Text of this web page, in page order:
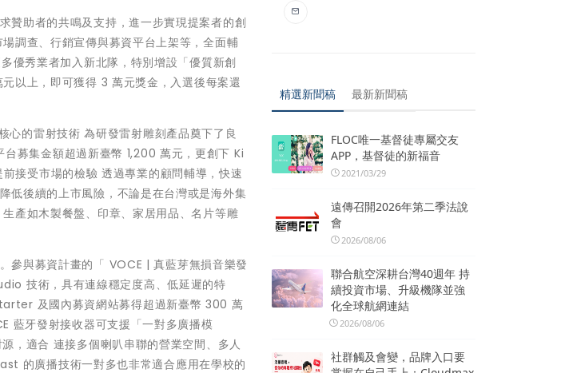
贊助者的共鳴及支持，進一步實現提案者的創
調查、行銷宣傳與募資平台上架等，全面輔
優秀業者加入新北隊，特別增設「優質新創
以上，即可獲得 3 萬元獎金，入選後每案還
的雷射技術 為研發雷射雕刻產品奠下了良
募集金額超過新臺幣 1,200 萬元，更創下 Ki
接受市場的檢驗 透過專業的顧問輔導，快速
低後續的上市風險，不論是在台灣或是海外集
產如木製餐盤、印章、家居用品、名片等雕
參與募資計畫的「 VOCE | 真藍芽無損音樂發
技術，具有連線穩定度高、低延遲的特
及國內募資網站募得超過新臺幣 300 萬
藍牙發射接收器可支援「一對多廣播模
，適合 連接多個喇叭串聯的營業空間、多人
的廣播技術一對多也非常適合應用在學校的
精選新聞稿 最新新聞稿
FLOC唯一基督徒專屬交友
APP，基督徒的新福音
2021/03/29
遠傳召開2026年第二季法說
會
2026/08/06
聯合航空深耕台灣40週年 持
續投資市場、升級機隊並強
化全球航網連結
2026/08/06
社群觸及會變，品牌入口要